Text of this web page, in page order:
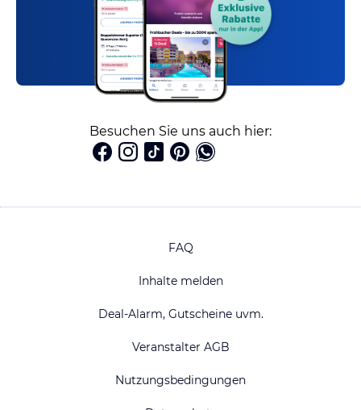
Besuchen Sie uns auch hier:
FAQ
Inhalte melden
Deal-Alarm, Gutscheine uvm.
Veranstalter AGB
Nutzungsbedingungen